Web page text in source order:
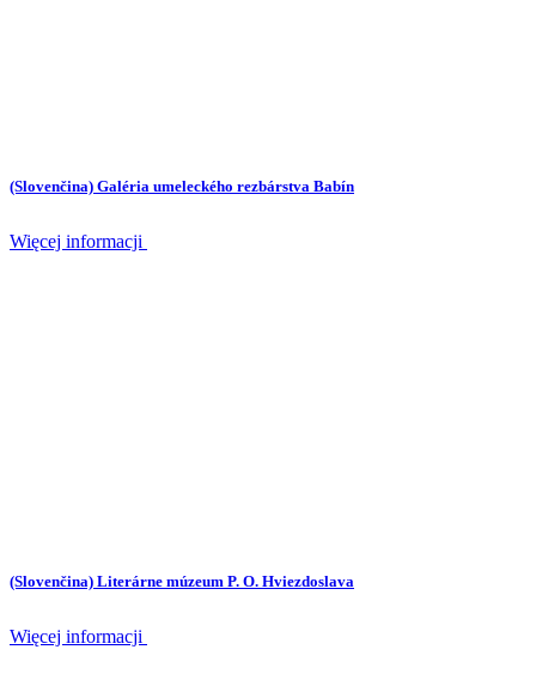
(Slovenčina) Galéria umeleckého rezbárstva Babín
Więcej informacji
(Slovenčina) Literárne múzeum P. O. Hviezdoslava
Więcej informacji